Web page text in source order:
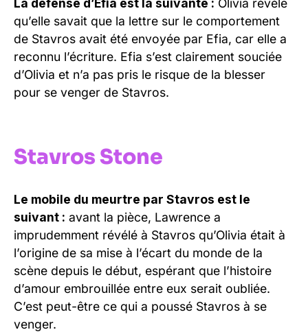
La défense d’Efia est la suivante : Olivia révèle
qu’elle savait que la lettre sur le comportement
de Stavros avait été envoyée par Efia, car elle a
reconnu l’écriture. Efia s’est clairement souciée
d’Olivia et n’a pas pris le risque de la blesser
pour se venger de Stavros.
Stavros Stone
Le mobile du meurtre par Stavros est le
suivant : avant la pièce, Lawrence a
imprudemment révélé à Stavros qu’Olivia était à
l’origine de sa mise à l’écart du monde de la
scène depuis le début, espérant que l’histoire
d’amour embrouillée entre eux serait oubliée.
C’est peut-être ce qui a poussé Stavros à se
venger.